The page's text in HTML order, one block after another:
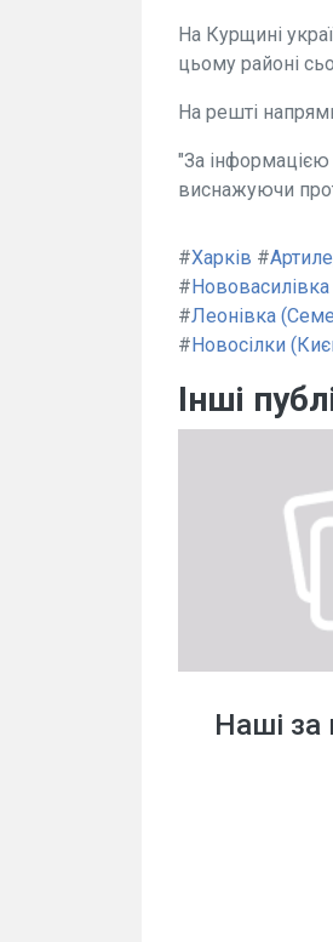
На Курщині
цьому районі
На решті
"За інформацією
виснажуючи
#Харків #
#
#Леонівка
# Новосілки
Інші
Наші